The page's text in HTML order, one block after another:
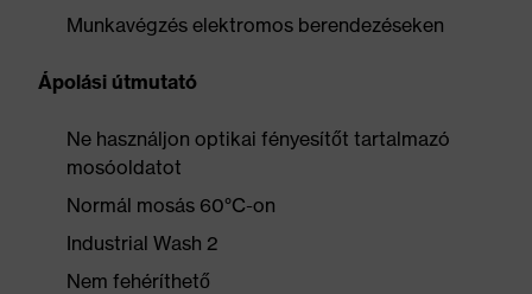
Munkavégzés elektromos berendezéseken
Ápolási útmutató
Ne használjon optikai fényesítőt tartalmazó
mosóoldatot
Normál mosás 60°C-on
Industrial Wash 2
Nem fehéríthető